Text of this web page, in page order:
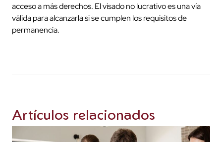
acceso a más derechos. El visado no lucrativo es una vía
válida para alcanzarla si se cumplen los requisitos de
permanencia.
Artículos relacionados